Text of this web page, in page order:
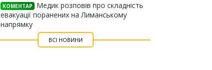
КОМЕНТАР
Медик розповів про складність
евакуації поранених на Лиманському
напрямку
ВСІ НОВИНИ